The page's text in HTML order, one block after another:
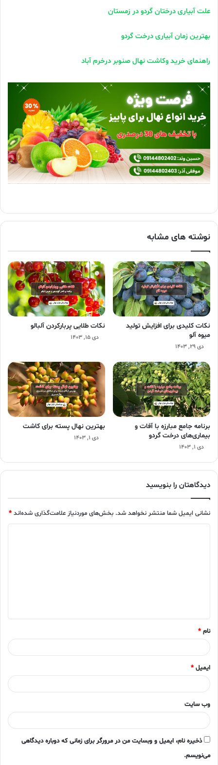
علت آبیاری درختان گردو در زمستان
بهترین زمان آبیاری درخت گردو
راهنمای خرید وکاشت نهال صنوبر درخرم آباد
نوشته های مشابه
نکات کلیدی برای افزایش تولید
میوه آلو
دی ۲۹, ۱۴۰۳
نکات طلایی پربارکردن آلبالو
دی ۱۵, ۱۴۰۳
برنامه جامع مبارزه با آفات و
بیماری‌های درخت گردو
دی ۱, ۱۴۰۳
بهترین نهال پسته برای کاشت
دی ۱, ۱۴۰۳
دیدگاهتان را بنویسید
نشانی ایمیل شما منتشر نخواهد شد. بخش‌های موردنیاز علامت‌گذاری شده‌اند *
*
نام *
ایمیل *
وب‌ سایت
ذخیره نام، ایمیل و وبسایت من در مرورگر برای زمانی که دوباره دیدگاهی
می‌نویسم.